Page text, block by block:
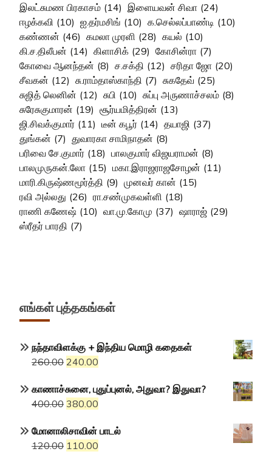
இலட்சுமண பிரகாசம் (14) இளையவன் சிவா (24)
ஈழக்கவி (10) ஐ.தர்மசிங் (10) க.செல்லப்பாண்டி (10)
கண்ணன் (46) கமலா முரளி (28) கயல் (10)
கி.ச.திலீபன் (14) கிளாசிக் (29) கோசின்ரா (7)
கோவை ஆனந்தன் (8) ச.சக்தி (12) சரிதா ஜோ (20)
சீவகன் (12) சு.ராம்தாஸ்காந்தி (7) சுகதேவ் (25)
சுஜித் லெனின் (12) சுபி (10) சுப்பு அருணாச்சலம் (8)
சுரேசுகுமாரன் (19) சூர்யமித்திரன் (13)
ஜி.சிவக்குமார் (11) டீன் கபூர் (14) தயாஜி (37)
துங்கன் (7) துவாரகா சாமிநாதன் (8)
பரிவை சே.குமார் (18) பாலகுமார் விஜயராமன் (8)
பாலமுருகன்.லோ (15) மகா.இராஜராஜசோழன் (11)
மாரி.கிருஷ்ணமூர்த்தி (9) முனவர் கான் (15)
ரவி அல்லது (26) ரா.சண்முகவள்ளி (18)
ராணி கணேஷ் (10) வா.மு.கோமு (37) ஷாராஜ் (29)
ஸ்ரீதர் பாரதி (7)
எங்கள் புத்தகங்கள்
நந்தாவிளக்கு + இந்திய மொழி கதைகள்
260.00 Original
was:
₹260.00.
240.00
is:
காணாச்சுனை, புதுப்புனல், அதுவா? இதுவா?
400.00 Original
was:
₹400.00.
380.00
is:
மோனாலிசாவின் பாடல்
120.00 Original
110.00